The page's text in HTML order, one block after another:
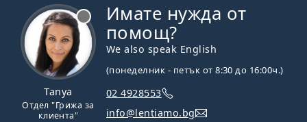
Tanya
Отдел "Грижа за
клиента"
Имате нужда от
помощ?
We also speak English
(понеделник - петък от 8:30 до 16:00ч.)
02 4928553
info@lentiamo.bg